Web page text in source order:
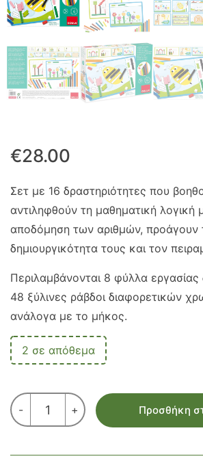
€28.00
Σετ με 16 δραστηριότητες που
αντιληφθούν τη μαθηματική λογική
αποδόμηση των αριθμών, προάγουν
δημιουργικότητα τους και τον
Περιλαμβάνονται 8 φύλλα εργασίας
48 ξύλινες ράβδοι διαφορετικών
ανάλογα με το μήκος.
2 σε απόθεμα
-
ΔΡΑΣΤΗΡΙΟΤΗΤΕΣ
ΠΡΟΜΑΘΗΜΑΤΙΚΩΝ
ΜΕ
ποσότητα
+ Προσθήκη